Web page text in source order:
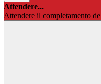
Attendere...
Attendere il completamento